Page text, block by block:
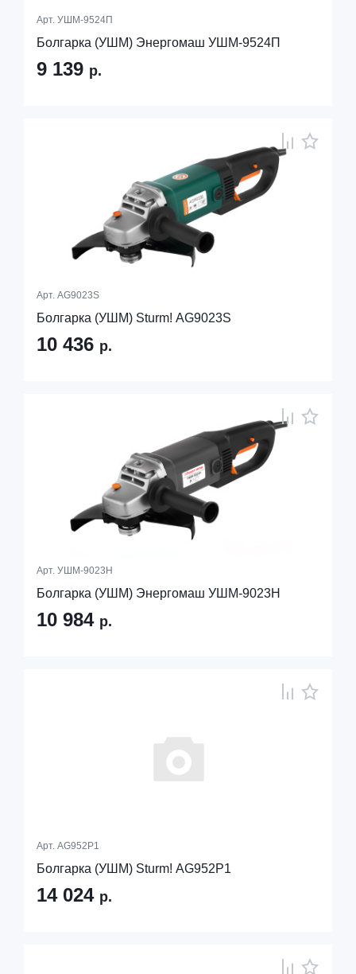
Арт. УШМ-9524П
Болгарка (УШМ) Энергомаш УШМ-9524П
9 139 р.
Арт. AG9023S
Болгарка (УШМ) Sturm! AG9023S
10 436 р.
Арт. УШМ-9023Н
Болгарка (УШМ) Энергомаш УШМ-9023Н
10 984 р.
Арт. AG952P1
Болгарка (УШМ) Sturm! AG952P1
14 024 р.